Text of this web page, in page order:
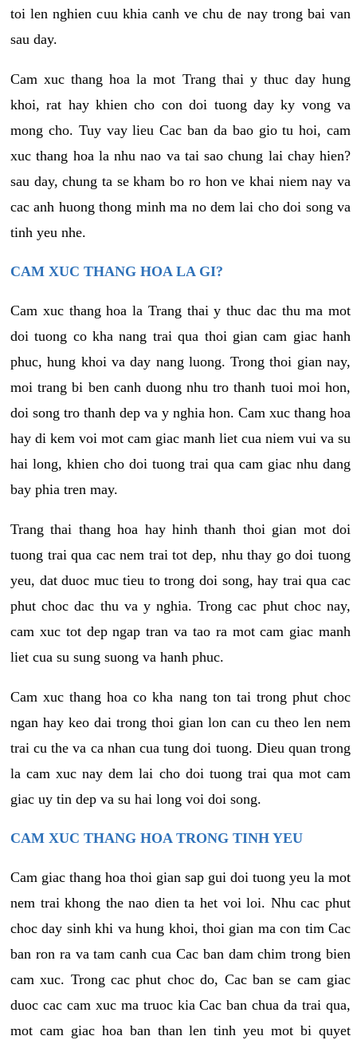
toi len nghien cuu khia canh ve chu de nay trong bai van
sau day.
Cam xuc thang hoa la mot Trang thai y thuc day hung
khoi, rat hay khien cho con doi tuong day ky vong va
mong cho. Tuy vay lieu Cac ban da bao gio tu hoi, cam
xuc thang hoa la nhu nao va tai sao chung lai chay hien?
sau day, chung ta se kham bo ro hon ve khai niem nay va
cac anh huong thong minh ma no dem lai cho doi song va
tinh yeu nhe.
CAM XUC THANG HOA LA GI?
Cam xuc thang hoa la Trang thai y thuc dac thu ma mot
doi tuong co kha nang trai qua thoi gian cam giac hanh
phuc, hung khoi va day nang luong. Trong thoi gian nay,
moi trang bi ben canh duong nhu tro thanh tuoi moi hon,
doi song tro thanh dep va y nghia hon. Cam xuc thang hoa
hay di kem voi mot cam giac manh liet cua niem vui va su
hai long, khien cho doi tuong trai qua cam giac nhu dang
bay phia tren may.
Trang thai thang hoa hay hinh thanh thoi gian mot doi
tuong trai qua cac nem trai tot dep, nhu thay go doi tuong
yeu, dat duoc muc tieu to trong doi song, hay trai qua cac
phut choc dac thu va y nghia. Trong cac phut choc nay,
cam xuc tot dep ngap tran va tao ra mot cam giac manh
liet cua su sung suong va hanh phuc.
Cam xuc thang hoa co kha nang ton tai trong phut choc
ngan hay keo dai trong thoi gian lon can cu theo len nem
trai cu the va ca nhan cua tung doi tuong. Dieu quan trong
la cam xuc nay dem lai cho doi tuong trai qua mot cam
giac uy tin dep va su hai long voi doi song.
CAM XUC THANG HOA TRONG TINH YEU
Cam giac thang hoa thoi gian sap gui doi tuong yeu la mot
nem trai khong the nao dien ta het voi loi. Nhu cac phut
choc day sinh khi va hung khoi, thoi gian ma con tim Cac
ban ron ra va tam canh cua Cac ban dam chim trong bien
cam xuc. Trong cac phut choc do, Cac ban se cam giac
duoc cac cam xuc ma truoc kia Cac ban chua da trai qua,
mot cam giac hoa ban than len tinh yeu mot bi quyet